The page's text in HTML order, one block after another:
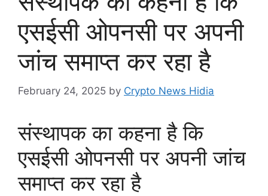
एसईसी ओपनसी पर अपनी
जांच समाप्त कर रहा है
February 24, 2025 by Crypto News Hidia
संस्थापक का कहना है कि
एसईसी ओपनसी पर अपनी जांच
समाप्त कर रहा है